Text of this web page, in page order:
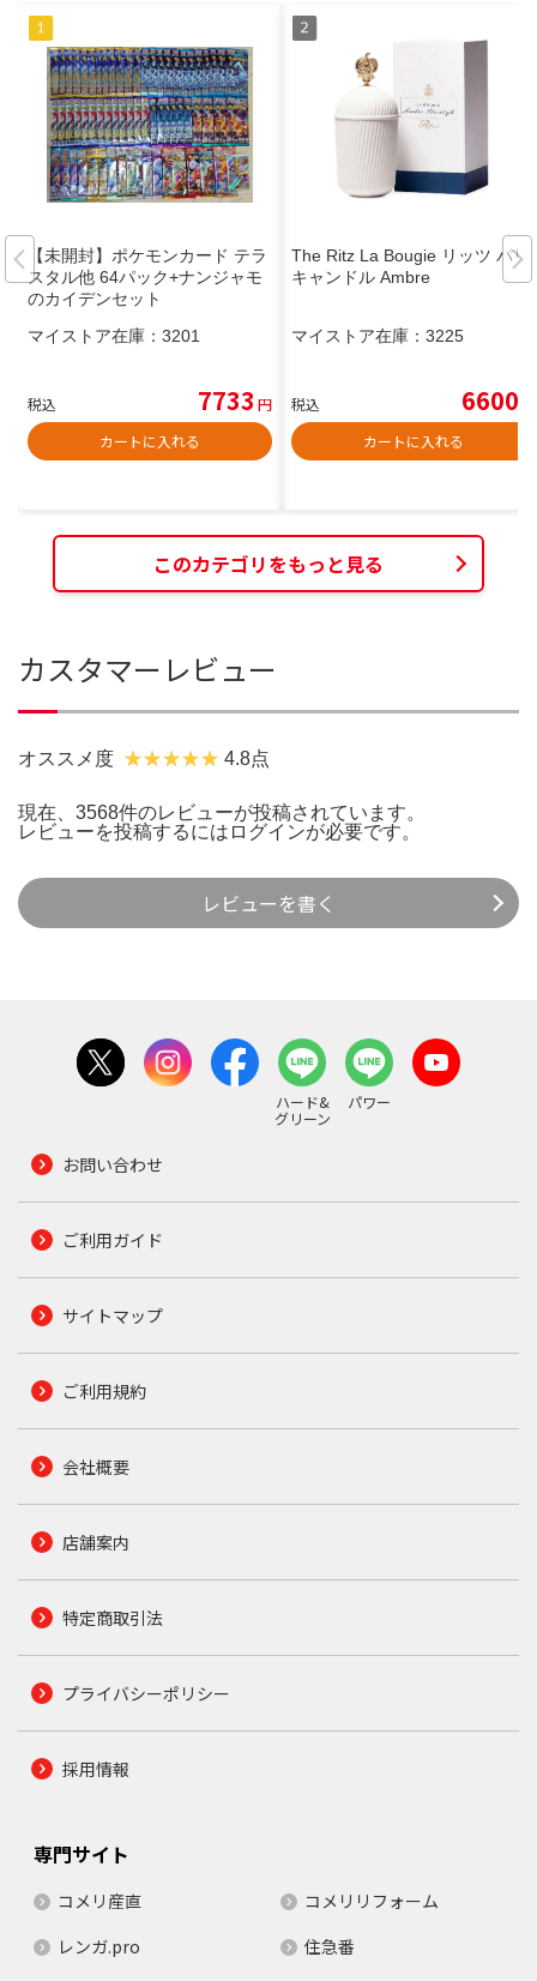
【未開封】ポケモンカード テラ
スタル他 64パック+ナンジャモ
のカイデンセット
マイストア在庫： 3201
税込 7733 円
カートに入れる
The Ritz La Bougie リッツ パリ
キャンドル Ambre
マイストア在庫： 3225
税込 6600
カートに入れる
このカテゴリをもっと見る
カスタマーレビュー
オススメ度 4.8点
現在、3568件のレビューが投稿されています。
レビューを投稿するには ログインが必要です。
レビューを書く
ハード&
グリーン
パワー
お問い合わせ
ご利用ガイド
サイトマップ
ご利用規約
会社概要
店舗案内
特定商取引法
プライバシーポリシー
採用情報
専門サイト
コメリ産直
コメリリフォーム
レンガ.pro
住急番